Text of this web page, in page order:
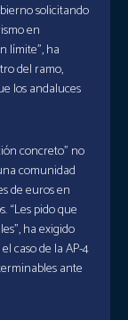
solicitando
en
límite”, ha
del ramo,
los andaluces
concreto” no
comunidad
de euros en
“Les pido que
ha exigido
caso de la AP-4
ante